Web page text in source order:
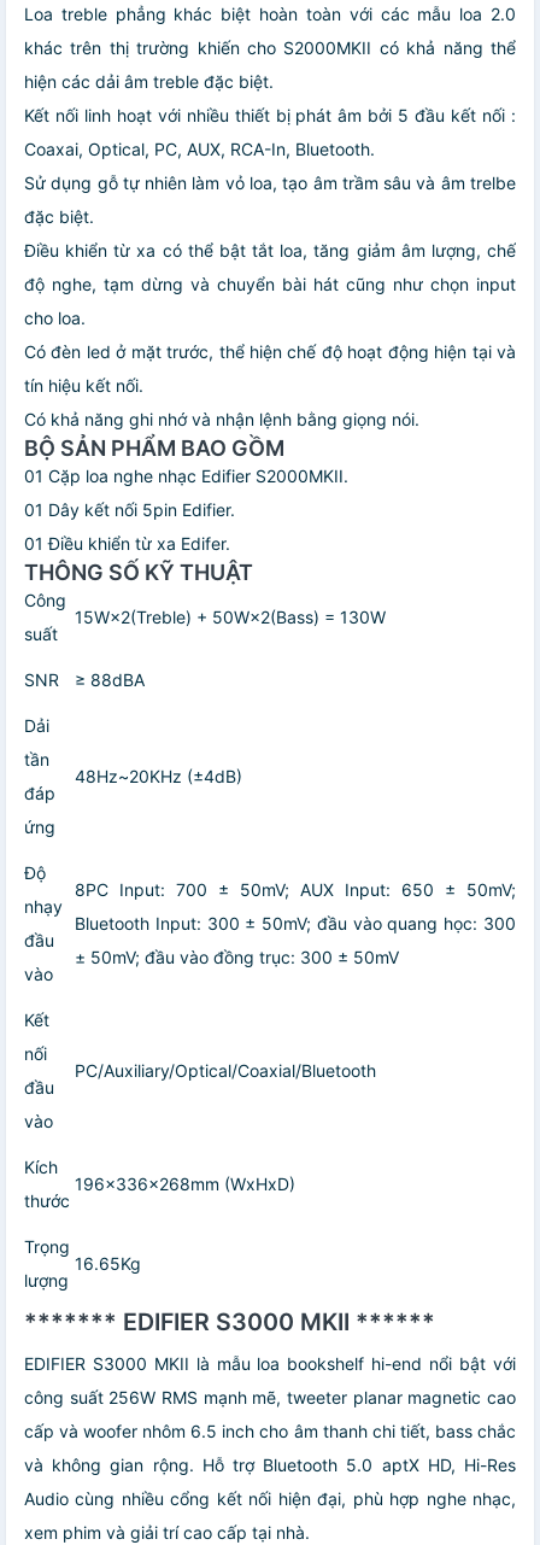
Loa treble phẳng khác biệt hoàn toàn với các mẫu loa 2.0
khác trên thị trường khiến cho S2000MKII có khả năng thể
hiện các dải âm treble đặc biệt.
Kết nối linh hoạt với nhiều thiết bị phát âm bởi 5 đầu kết nối :
Coaxai, Optical, PC, AUX, RCA-In, Bluetooth.
Sử dụng gỗ tự nhiên làm vỏ loa, tạo âm trầm sâu và âm trelbe
đặc biệt.
Điều khiển từ xa có thể bật tắt loa, tăng giảm âm lượng, chế
độ nghe, tạm dừng và chuyển bài hát cũng như chọn input
cho loa.
Có đèn led ở mặt trước, thể hiện chế độ hoạt động hiện tại và
tín hiệu kết nối.
Có khả năng ghi nhớ và nhận lệnh bằng giọng nói.
BỘ SẢN PHẨM BAO GỒM
01 Cặp loa nghe nhạc Edifier S2000MKII.
01 Dây kết nối 5pin Edifier.
01 Điều khiển từ xa Edifer.
THÔNG SỐ KỸ THUẬT
Công
suất
15W×2(Treble) + 50W×2(Bass) = 130W
SNR ≥ 88dBA
Dải
tần
đáp
ứng
48Hz~20KHz (±4dB)
Độ
nhạy
đầu
vào
8PC Input: 700 ± 50mV; AUX Input: 650 ± 50mV;
Bluetooth Input: 300 ± 50mV; đầu vào quang học: 300
± 50mV; đầu vào đồng trục: 300 ± 50mV
Kết
nối
đầu
vào
PC/Auxiliary/Optical/Coaxial/Bluetooth
Kích
thước
196x336x268mm (WxHxD)
Trọng
lượng
16.65Kg
******* EDIFIER S3000 MKII ******
EDIFIER S3000 MKII là mẫu loa bookshelf hi-end nổi bật với
công suất 256W RMS mạnh mẽ, tweeter planar magnetic cao
cấp và woofer nhôm 6.5 inch cho âm thanh chi tiết, bass chắc
và không gian rộng. Hỗ trợ Bluetooth 5.0 aptX HD, Hi-Res
Audio cùng nhiều cổng kết nối hiện đại, phù hợp nghe nhạc,
xem phim và giải trí cao cấp tại nhà.